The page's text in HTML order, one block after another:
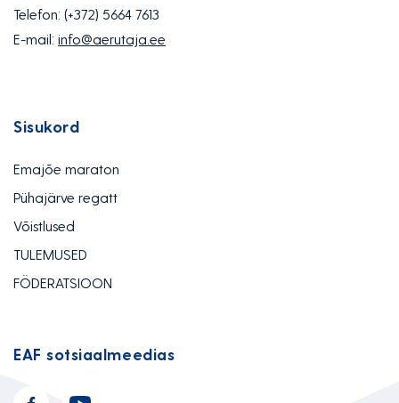
Telefon: (+372) 5664 7613
E-mail: info@aerutaja.ee
Sisukord
Emajõe maraton
Pühajärve regatt
Võistlused
TULEMUSED
FÖDERATSIOON
EAF sotsiaalmeedias